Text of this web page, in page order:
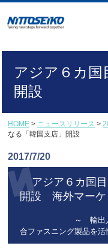
アジア６カ国
開設
HOME > ニュースリリース >
なる「韓国支店」開設
2017/7/20
アジア６カ国
開設 海外マーケ
～ 輸出入機能を
合ファスニング製品を